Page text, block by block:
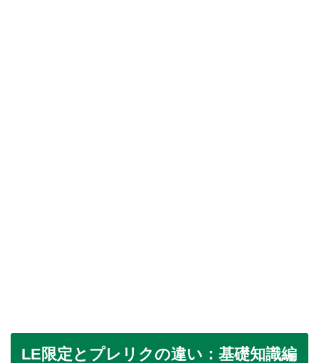
LE限定とプレリクの違い：基礎知識編